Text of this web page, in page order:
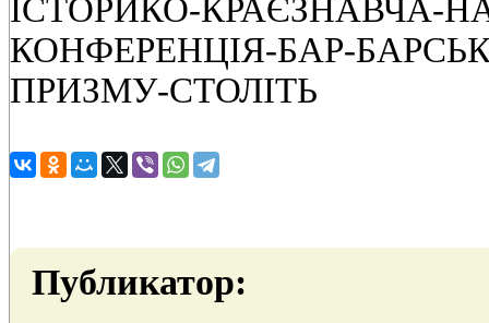
ІСТОРИКО-КРАЄЗНАВЧА-
КОНФЕРЕНЦІЯ-БАР-
ПРИЗМУ-СТОЛІТЬ
Публикатор: